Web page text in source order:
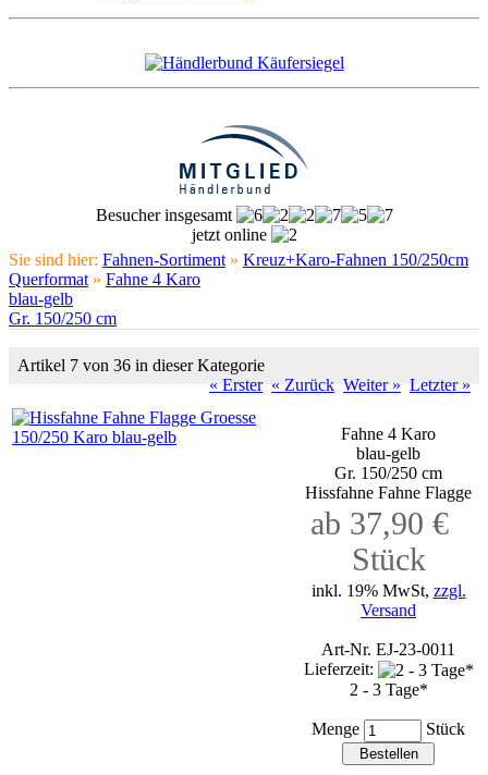
Besucher insgesamt
jetzt online
Sie sind hier: Fahnen-Sortiment » Kreuz+Karo-Fahnen 150/250cm
Querformat » Fahne 4 Karo
blau-gelb
Gr. 150/250 cm
Artikel 7 von 36 in dieser Kategorie
« Erster « Zurück Weiter » Letzter »
Fahne 4 Karo
blau-gelb
Gr. 150/250 cm
Hissfahne Fahne Flagge
ab 37,90 €
Stück
inkl. 19% MwSt, zzgl.
Versand
Art-Nr. EJ-23-0011
Lieferzeit:
2 - 3 Tage*
Menge Stück